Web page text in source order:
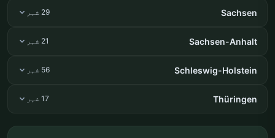
Sachsen 29 شہر
Sachsen-Anhalt 21 شہر
Schleswig-Holstein 56 شہر
Thüringen 17 شہر